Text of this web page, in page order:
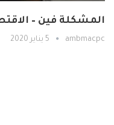
المشكلة فين –
ambmacpc 5 يناير 2020